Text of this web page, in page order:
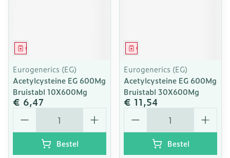
Geneesmiddel
Eurogenerics (EG)
Acetylcysteine EG 600Mg
Bruistabl 10X600Mg
€ 6,47
Aantal
Bestel
Geneesmiddel
Eurogenerics (EG)
Acetylcysteine EG 600Mg
Bruistabl 30X600Mg
€ 11,54
Aantal
Bestel